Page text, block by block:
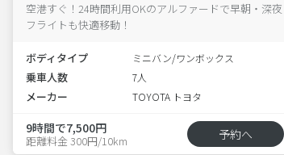
空港すぐ！24時間利用OKのアルファードで早朝・深夜
フライトも快適移動！
ボディタイプ ミニバン/ワンボックス
乗車人数 7人
メーカー TOYOTA トヨタ
9時間で7,500円
距離料金 300円/10km 予約へ